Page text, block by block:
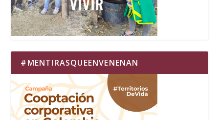
#MENTIRASQUEENVENENAN